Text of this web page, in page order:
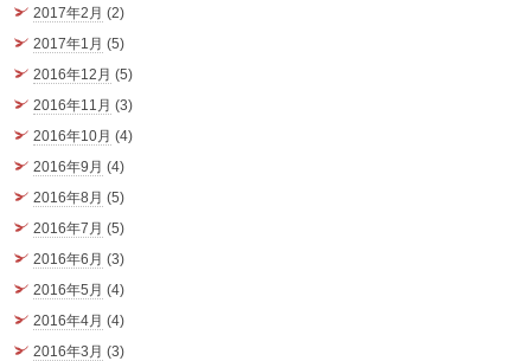
2017年2月 (2)
2017年1月 (5)
2016年12月 (5)
2016年11月 (3)
2016年10月 (4)
2016年9月 (4)
2016年8月 (5)
2016年7月 (5)
2016年6月 (3)
2016年5月 (4)
2016年4月 (4)
2016年3月 (3)